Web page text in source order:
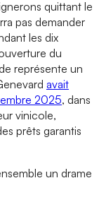
quittant le
pas demander
les dix
du
représente un
avait
2025, dans
vinicole,
prêts garantis
un drame